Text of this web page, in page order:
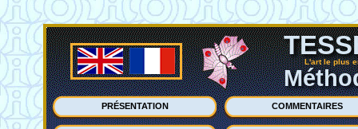
L'art le plus
PRÉSENTATION COMMENTAIRES